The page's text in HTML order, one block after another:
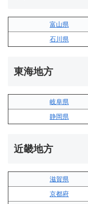
富山県
石川県
東海地方
岐阜県
静岡県
近畿地方
滋賀県
京都府